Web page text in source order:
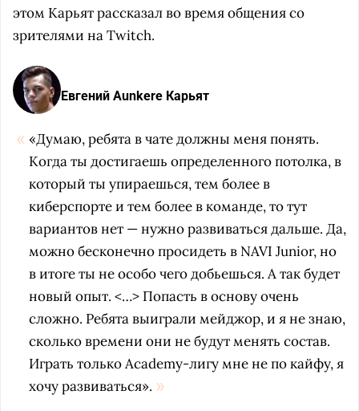
этом Карьят рассказал во время общения со
зрителями на Twitch.
Евгений Aunkere Карьят
«Думаю, ребята в чате должны меня понять.
Когда ты достигаешь определенного потолка, в
который ты упираешься, тем более в
киберспорте и тем более в команде, то тут
вариантов нет — нужно развиваться дальше. Да,
можно бесконечно просидеть в NAVI Junior, но
в итоге ты не особо чего добьешься. А так будет
новый опыт. <…> Попасть в основу очень
сложно. Ребята выиграли мейджор, и я не знаю,
сколько времени они не будут менять состав.
Играть только Academy-лигу мне не по кайфу, я
хочу развиваться».